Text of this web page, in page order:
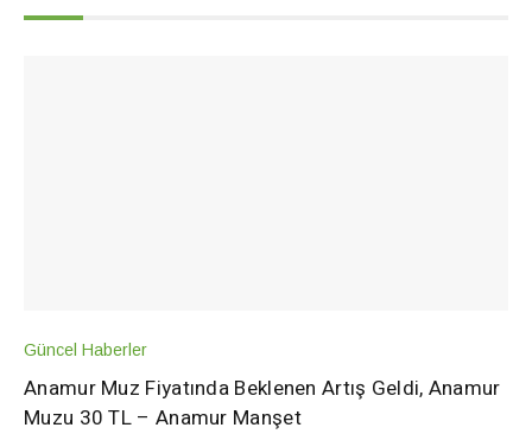
Güncel Haberler
Anamur Muz Fiyatında Beklenen Artış Geldi, Anamur
Muzu 30 TL – Anamur Manşet